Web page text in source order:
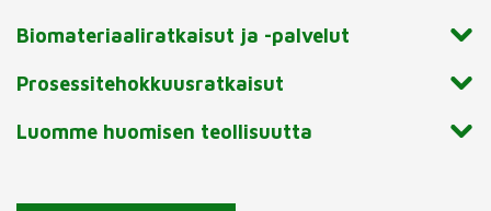
Biomateriaaliratkaisut ja -palvelut
Prosessitehokkuusratkaisut
Luomme huomisen teollisuutta